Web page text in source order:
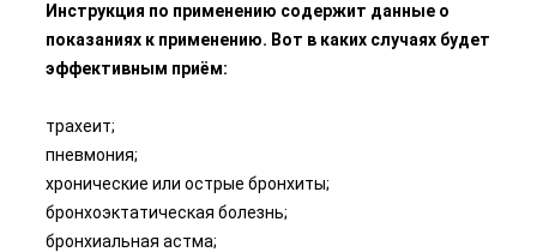
Инструкция по применению содержит данные о
показаниях к применению. Вот в каких случаях будет
эффективным приём:
трахеит;
пневмония;
хронические или острые бронхиты;
бронхоэктатическая болезнь;
бронхиальная астма;